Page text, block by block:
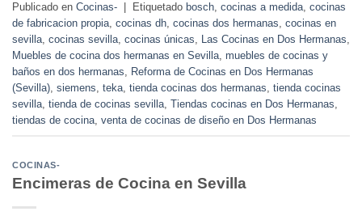
Publicado en Cocinas- Etiquetado bosch cocinas a medida cocinas
de fabricacion propia cocinas dh cocinas dos hermanas cocinas en
sevilla cocinas sevilla cocinas únicas Las Cocinas en Dos Hermanas
Muebles de cocina dos hermanas en Sevilla muebles de cocinas y
baños en dos hermanas
Reforma de Cocinas en Dos Hermanas
(Sevilla) siemens teka tienda cocinas dos hermanas tienda cocinas
sevilla tienda de cocinas sevilla Tiendas cocinas en Dos Hermanas
tiendas de cocina venta de cocinas de diseño en Dos Hermanas
COCINAS-
Encimeras de Cocina en Sevilla